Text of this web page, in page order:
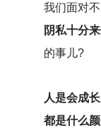
我们面对
阴私十分来
的事儿?
人是会成
都是什么